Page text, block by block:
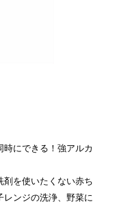
時にできる！強アルカ
剤を使いたくない赤ち
レンジの洗浄、野菜に